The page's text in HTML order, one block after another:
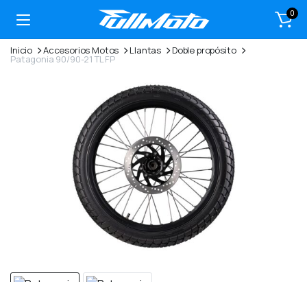
0
Inicio Accesorios Motos Llantas Doble propósito
Patagonia 90/90-21 TL FP